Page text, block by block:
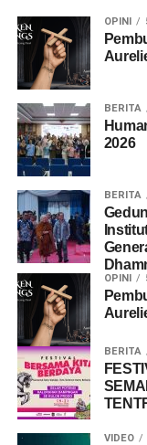
OPINI
BERITA
2026
BERITA
OPINI
BERITA
VIDEO